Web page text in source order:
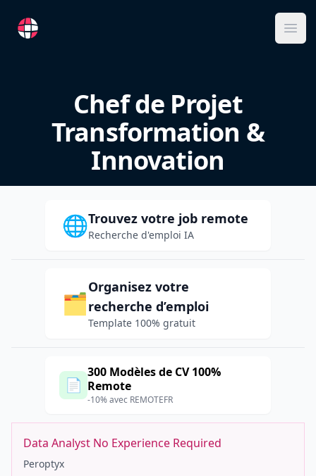
RemoteFR
Chef de Projet
Transformation &
Innovation
🌐Trouvez votre job remote
Recherche d'emploi IA
🗂️
Organisez votre
recherche d’emploi
Template 100% gratuit
📄
300 Modèles de CV 100%
Remote
-10% avec REMOTEFR
Data Analyst No Experience Required
Peroptyx